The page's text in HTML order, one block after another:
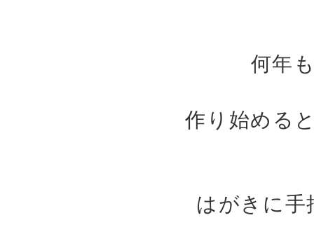
何年
作り始める
はがきに